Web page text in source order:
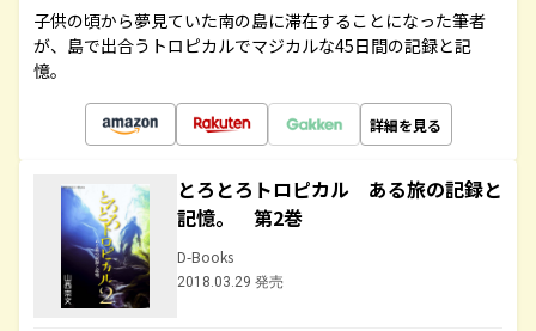
子供の頃から夢見ていた南の島に滞在することになった筆者
が、島で出合うトロピカルでマジカルな45日間の記録と記
憶。
詳細を見る
とろとろトロピカル ある旅の記録と
記憶。 第2巻
D-Books
2018.03.29 発売